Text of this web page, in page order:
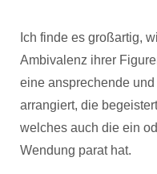
Ich finde es großartig,
Ambivalenz ihrer
eine ansprechende
arrangiert, die
welches auch die ein
Wendung parat hat.